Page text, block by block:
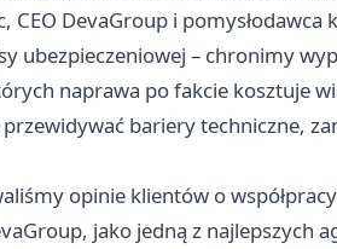
DevaGroup i pomysłodawca
ubezpieczeniowej – chronimy
naprawa po fakcie kosztuje
bariery techniczne,
opinie klientów o
jako jedną z najlepszych